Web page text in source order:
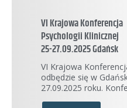
VI Krajowa Konferencja
Psychologii Klinicznej
25-27.09.2025 Gdańsk
VI Krajowa
odbędzie się w
27.09.2025 roku.